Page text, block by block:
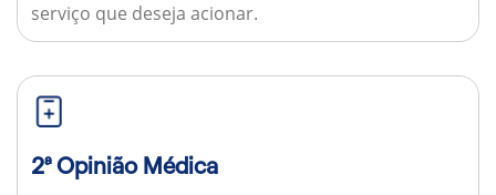
serviço que deseja acionar.
2ª Opinião Médica